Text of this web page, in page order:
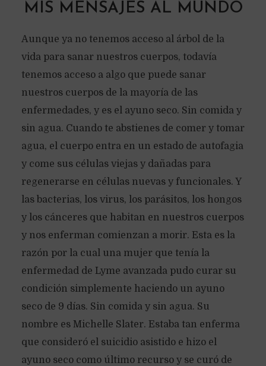
MIS MENSAJES AL MUNDO
Aunque ya no tenemos acceso al árbol de la
vida para sanar nuestros cuerpos, todavía
tenemos acceso a algo que puede sanar
nuestros cuerpos de la mayoría de las
enfermedades, y es el ayuno seco. Sin comida y
sin agua. Cuando te abstienes de comer y tomar
agua, el cuerpo entra en un estado de autofagia
y come sus células viejas y dañadas para
regenerarse en células nuevas y funcionales. Y
las bacterias, los virus, los parásitos, los hongos
y los cánceres que habitan en nuestros cuerpos
y nos enferman comienzan a morir. Esta es la
razón por la cual una mujer que tenía la
enfermedad de Lyme avanzada pudo curar su
condición simplemente haciendo un ayuno
seco de 9 días. Sin comida y sin agua. Su
nombre es Michelle Slater. Estaba tan enferma
que consideró el suicidio asistido e hizo el
ayuno seco como último recurso y se curó de